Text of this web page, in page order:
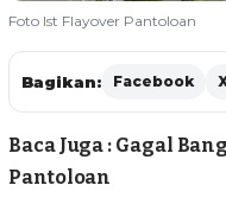
Foto Ist Flayover Pantoloan
Bagikan: Facebook
Baca Juga : Gagal
Pantoloan